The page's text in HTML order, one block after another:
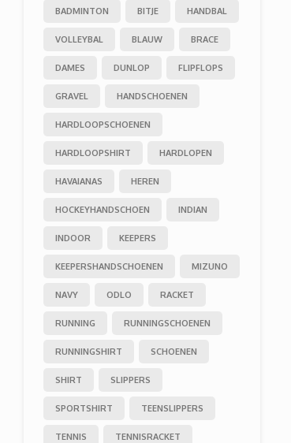
BADMINTON BITJE HANDBAL
VOLLEYBAL BLAUW BRACE
DAMES DUNLOP FLIPFLOPS
GRAVEL HANDSCHOENEN
HARDLOOPSCHOENEN
HARDLOOPSHIRT HARDLOPEN
HAVAIANAS HEREN
HOCKEYHANDSCHOEN INDIAN
INDOOR KEEPERS
KEEPERSHANDSCHOENEN MIZUNO
NAVY ODLO RACKET
RUNNING RUNNINGSCHOENEN
RUNNINGSHIRT SCHOENEN
SHIRT SLIPPERS
SPORTSHIRT TEENSLIPPERS
TENNIS TENNISRACKET